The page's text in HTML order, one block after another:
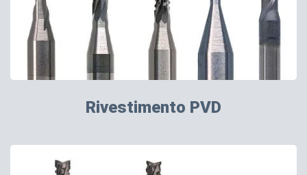
Rivestimento PVD